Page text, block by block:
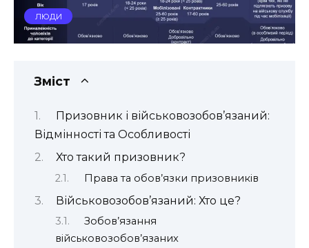
ЛЮДИ
Зміст
Призовник і військовозобов’язаний:
Відмінності та Особливості
Хто такий призовник?
Права та обов’язки призовників
Військовозобов’язаний: Хто це?
Зобов’язання
військовозобов’язаних